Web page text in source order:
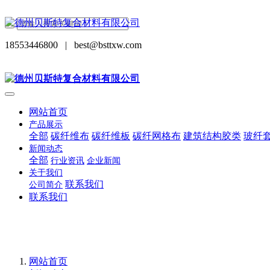
18553446800 | best@bsttxw.com
网站首页
产品展示
全部 碳纤维布 碳纤维板 碳纤网格布 建筑结构胶类 玻纤
新闻动态
全部 行业资讯 企业新闻
关于我们
公司简介 联系我们
联系我们
网站首页